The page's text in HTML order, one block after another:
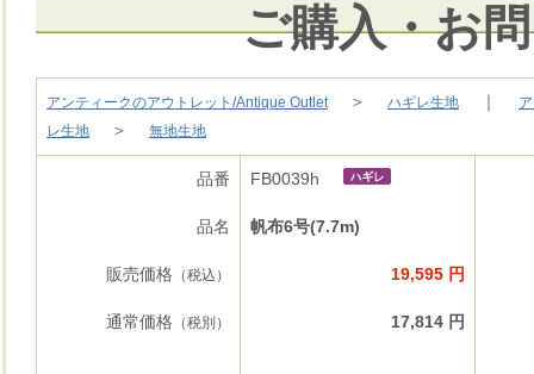
ご購入・お
アンティークのアウトレット/Antique Outlet＞ ハギレ生地
レ生地 ＞ 無地生地
品番 FB0039h
品名 帆布6号(7.7m)
販売価格 （税込） 19,595 円
通常価格 （税別） 17,814 円